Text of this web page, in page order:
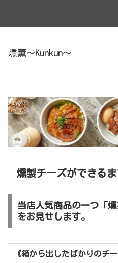
燻薫～Kunkun～
燻製チーズができる
当店人気商品の一つ「
をお見せします。
《箱から出したばかりのチー